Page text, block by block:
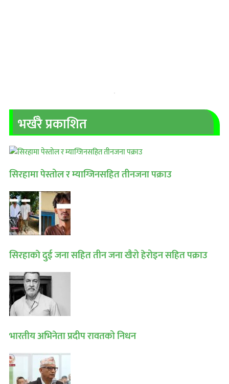
भर्खरै प्रकाशित
सिरहामा पेस्तोल र म्याग्जिनसहित तीनजना पक्राउ
सिरहाकाे दुई जना सहित तीन जना खैरो हेरोइन सहित पक्राउ
भारतीय अभिनेता प्रदीप रावतको निधन